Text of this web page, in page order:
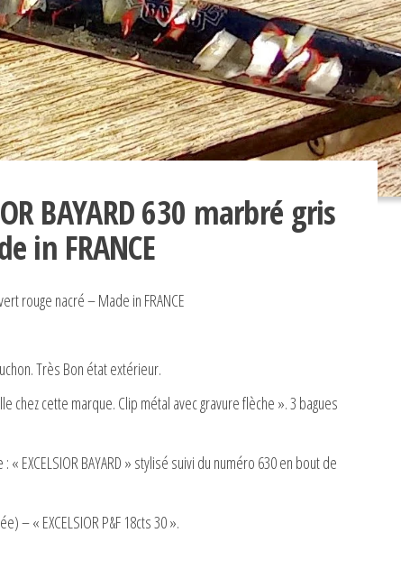
BAYARD 630 marbré gris
in FRANCE
rouge nacré – Made in FRANCE
Très Bon état extérieur.
chez cette marque. Clip métal avec gravure flèche ». 3 bagues
EXCELSIOR BAYARD » stylisé suivi du numéro 630 en bout de
– « EXCELSIOR P&F 18cts 30 ».